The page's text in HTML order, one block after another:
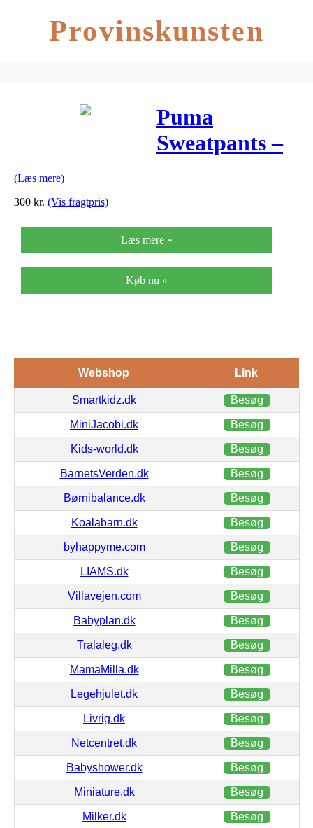
Provinskunsten
Puma
Sweatpants –
(Læs mere)
300 kr. (Vis fragtpris)
Læs mere »
Køb nu »
Webshop Link
Smartkidz.dk Besøg
MiniJacobi.dk Besøg
Kids-world.dk Besøg
BarnetsVerden.dk Besøg
Børnibalance.dk Besøg
Koalabarn.dk Besøg
byhappyme.com Besøg
LIAMS.dk Besøg
Villavejen.com Besøg
Babyplan.dk Besøg
Tralaleg.dk Besøg
MamaMilla.dk Besøg
Legehjulet.dk Besøg
Livrig.dk Besøg
Netcentret.dk Besøg
Babyshower.dk Besøg
Miniature.dk Besøg
Milker.dk Besøg